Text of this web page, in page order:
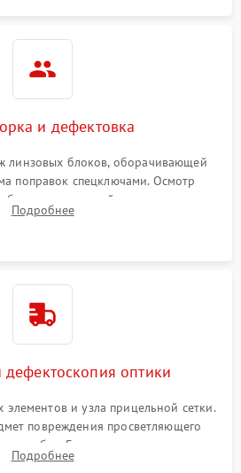
и дефектовка
линзовых блоков, оборачивающей
поправок спецключами. Осмотр
соединений, пружин и
Поиск причин люфта, смещения
Подробнее
дефектоскопия оптики
элементов и узла прицельной сетки.
повреждения просветляющего
грибка. Бережная очистка стекол
целостности гравированной
Подробнее